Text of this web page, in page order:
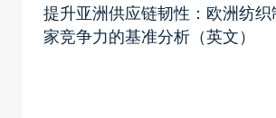
提升亚洲供应链韧性：欧洲纺
家竞争力的基准分析（英文）